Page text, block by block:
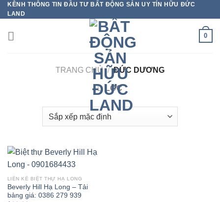
Bỏ
qua
nội
dung
KÊNH THÔNG TIN ĐẦU TƯ BẤT ĐỘNG SẢN UY TÍN HỮU ĐỨC
LAND
0
TRANG CHỦ / ĐỨC DƯƠNG
LỌC
LIỀN KỀ BIỆT THỰ HẠ LONG
Beverly Hill Hạ Long – Tải
bảng giá: 0386 279 939